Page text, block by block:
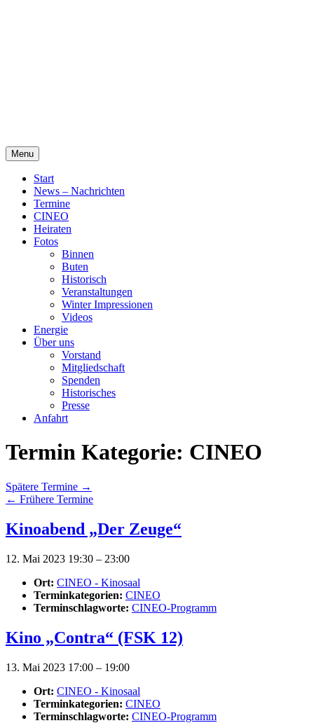
Menu
Start
News – Nachrichten
Termine
CINEO
Heiraten
Fotos
Binnen
Buten
Historisch
Veranstaltungen
Winter Impressionen
Videos
Energie
Über uns
Vorstand
Mitgliedschaft
Spenden
Historisches
Presse
Anfahrt
Termin Kategorie: CINEO
Spätere Termine →
← Frühere Termine
Kinoabend „Der Zeuge“
12. Mai 2023 19:30 – 23:00
Ort: CINEO - Kinosaal
Terminkategorien: CINEO
Terminschlagworte: CINEO-Programm
Kino „Contra“ (FSK 12)
13. Mai 2023 17:00 – 19:00
Ort: CINEO - Kinosaal
Terminkategorien: CINEO
Terminschlagworte: CINEO-Programm